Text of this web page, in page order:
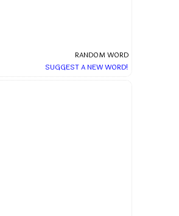
RANDOM WORD
SUGGEST A NEW WORD!